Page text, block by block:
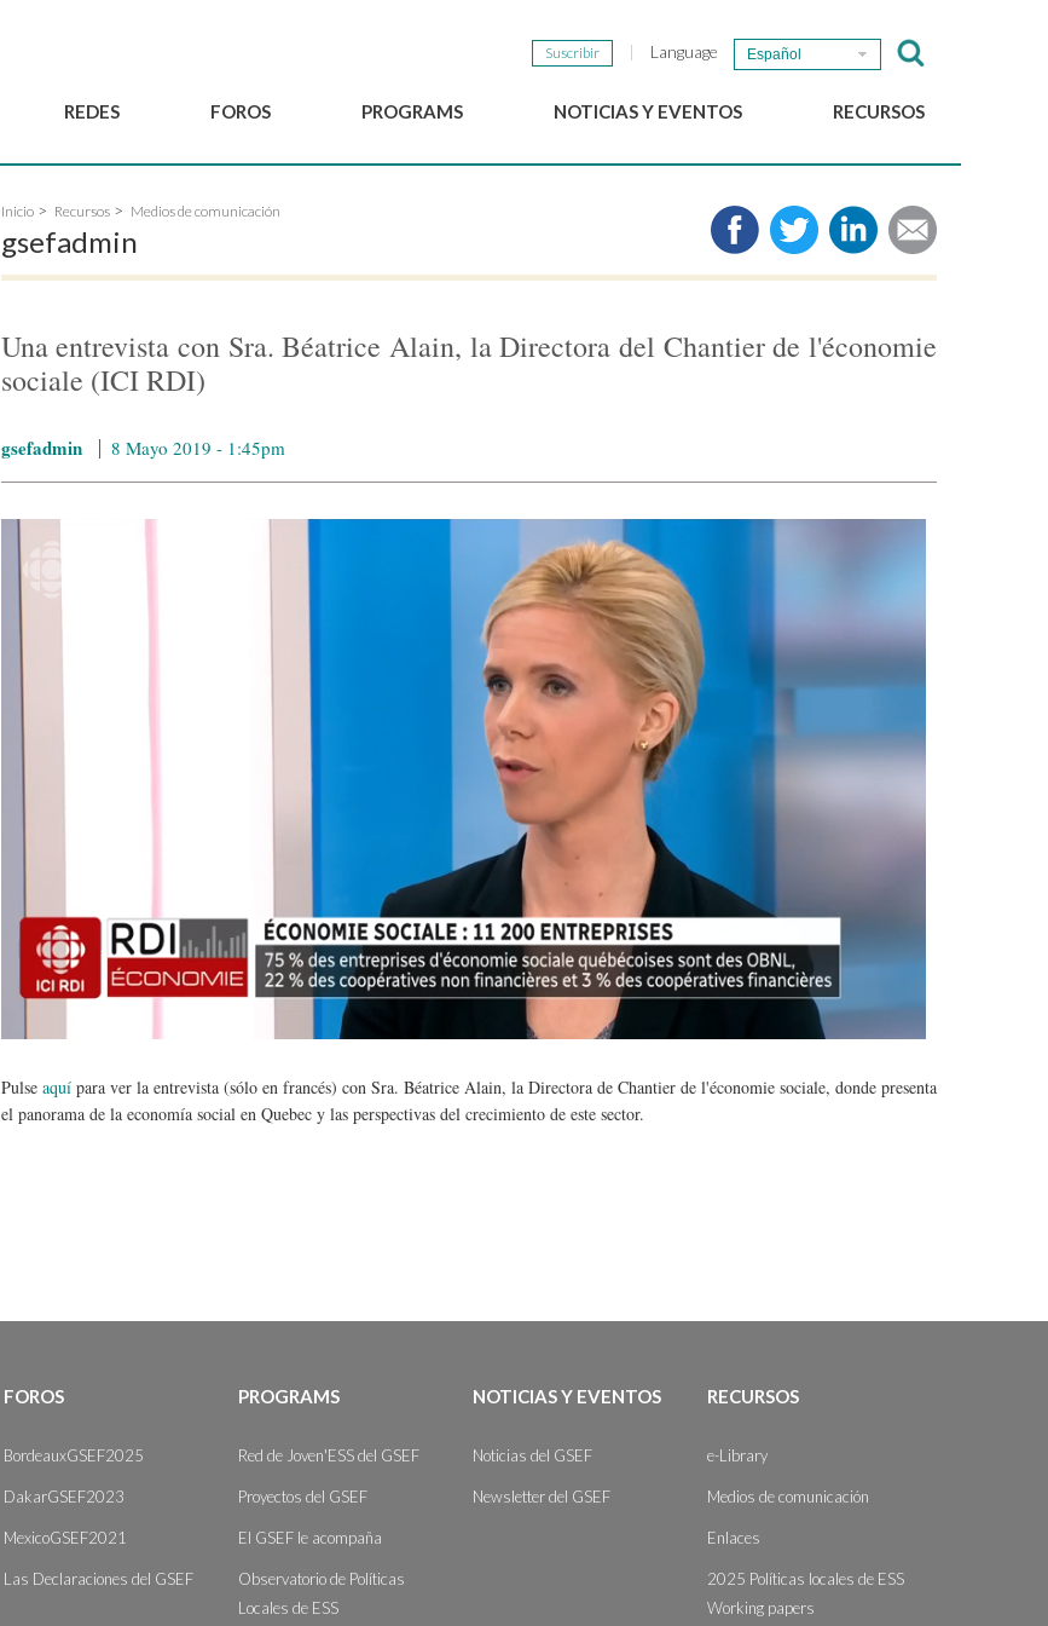
Suscribir Language Español
REDES
Comité Consultivo
Miembros
Hacerse socio del
FOROS
DakarGSEF2023
PROGRAMS NOTICIAS Y EVENTOS
Newsletter del GSEF
RECURSOS
Medios de comunicación
Enlaces
Descargue nuestro folleto
Inicio Recursos Medios de comunicación
gsefadmin
Una entrevista con Sra. Béatrice Alain, la Directora del Chantier de l'économie
sociale (ICI RDI)
gsefadmin 8 Mayo 2019 - 1:45pm
Capture.PNG
Pulse aquípara ver la entrevista (sólo en francés) con Sra. Béatrice Alain, la Directora de Chantier de l'économie sociale, donde presenta
el panorama de la economía social en Quebec y las perspectivas del crecimiento de este sector.
FOROS
BordeauxGSEF2025
DakarGSEF2023
MexicoGSEF2021
Las Declaraciones del GSEF
PROGRAMS
Red de Joven'ESS del GSEF
Proyectos del GSEF
El GSEF le acompaña
Observatorio de Políticas
Locales de ESS
NOTICIAS Y EVENTOS
Noticias del GSEF
Newsletter del GSEF
RECURSOS
e-Library
Medios de comunicación
Enlaces
2025 Políticas locales de ESS
Working papers